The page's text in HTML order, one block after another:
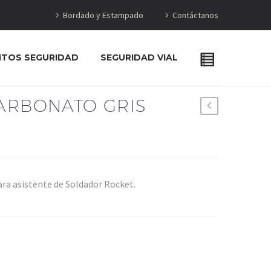
Bordado y Estampado Contáctanos
SEGURIDAD SEGURIDAD VIAL
GRIS
asistente de Soldador Rocket.